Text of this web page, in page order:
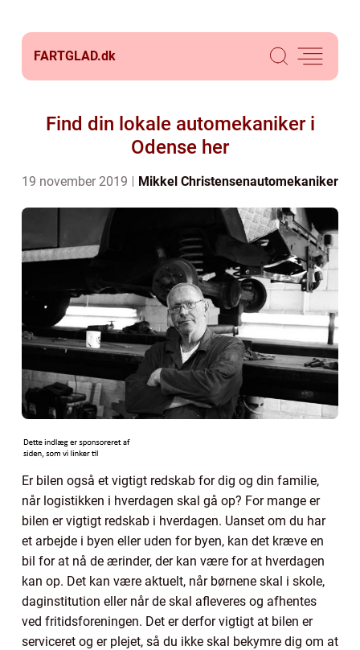
FARTGLAD.dk
Find din lokale automekaniker i
Odense her
19 november 2019 Mikkel Christensenautomekaniker
Er bilen også et vigtigt redskab for dig og din familie,
når logistikken i hverdagen skal gå op? For mange er
bilen er vigtigt redskab i hverdagen. Uanset om du har
et arbejde i byen eller uden for byen, kan det kræve en
bil for at nå de ærinder, der kan være for at hverdagen
kan op. Det kan være aktuelt, når børnene skal i skole,
daginstitution eller når de skal afleveres og afhentes
ved fritidsforeningen. Det er derfor vigtigt at bilen er
serviceret og er plejet, så du ikke skal bekymre dig om at